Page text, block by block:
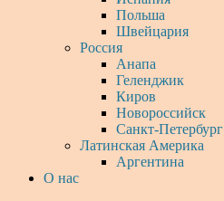
Польша
Швейцария
Россия
Анапа
Геленджик
Киров
Новороссийск
Санкт-Петербург
Латинская Америка
Аргентина
О нас